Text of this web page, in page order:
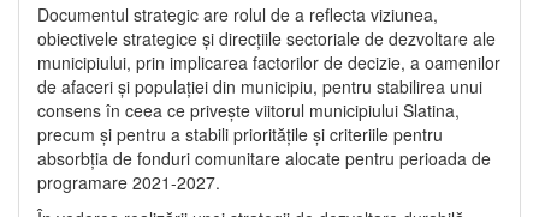
Documentul strategic are rolul de a reflecta viziunea,
obiectivele strategice și direcțiile sectoriale de dezvoltare ale
municipiului, prin implicarea factorilor de decizie, a oamenilor
de afaceri și populației din municipiu, pentru stabilirea unui
consens în ceea ce privește viitorul municipiului Slatina,
precum și pentru a stabili prioritățile și criteriile pentru
absorbția de fonduri comunitare alocate pentru perioada de
programare 2021-2027.